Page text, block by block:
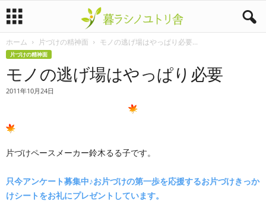
暮
ノ
ホーム 片づけの精神面 モノの逃げ場はやっぱり必要...
片づけの精神面
モノの逃げ場はやっぱり必要
2011年10月24日
片づけペースメーカー鈴木るる子です。
只今アンケート募集中♪お片づけの第一歩を応援するお片づけきっか
けシートをお礼にプレゼントしています。